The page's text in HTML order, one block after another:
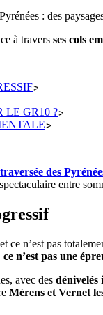
: des
à travers ses cols
LE GR10 ?
des
entre
n’est pas
ce n’est pas une
avec des
Mérens et Vernet